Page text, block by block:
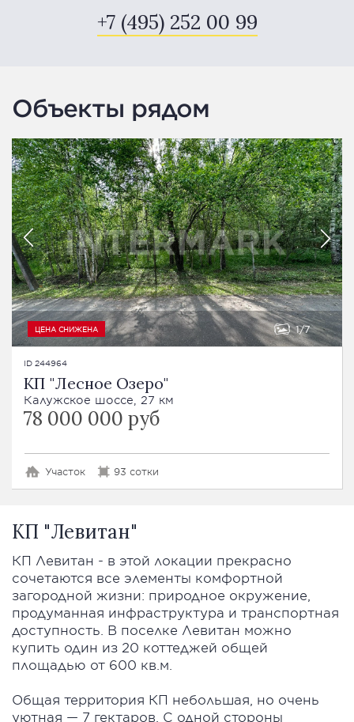
+7 (495) 252 00 99
Объекты рядом
ЦЕНА СНИЖЕНА 1 7
ID 244964
КП "Лесное Озеро"
Калужское шоссе, 27 км
78 000 000 руб
Участок 93 сотки
КП "Левитан"
КП Левитан - в этой локации прекрасно
сочетаются все элементы комфортной
загородной жизни: природное окружение,
продуманная инфраструктура и транспортная
доступность. В поселке Левитан можно
купить один из 20 коттеджей общей
площадью от 600 кв.м.
Общая территория КП небольшая, но очень
уютная — 7 гектаров. С одной стороны